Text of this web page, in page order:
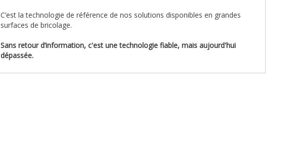
C’est la technologie de référence de nos solutions disponibles en grandes
surfaces de bricolage.
Sans retour d’information, c'est une technologie fiable, mais aujourd'hui
dépassée.